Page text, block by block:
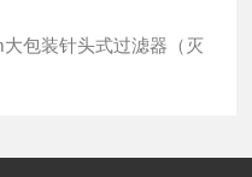
包装针头式过滤器（灭